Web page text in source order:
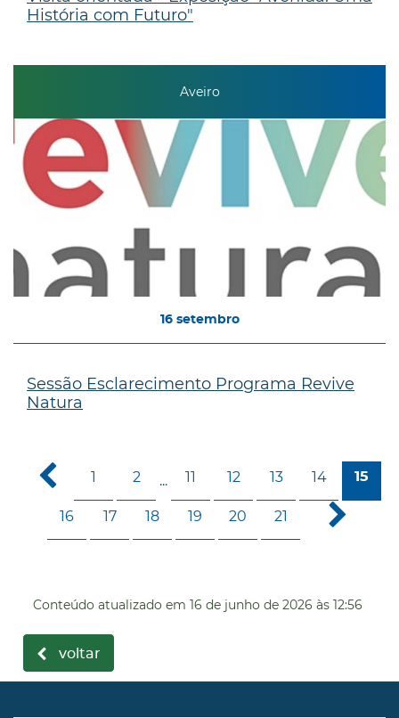
História com Futuro"
Aveiro
16 setembro
Sessão Esclarecimento Programa Revive
Natura
1 2 ... 11 12 13 14 15
16 17 18 19 20 21
Conteúdo atualizado em 16 de junho de 2026 às 12:56
voltar